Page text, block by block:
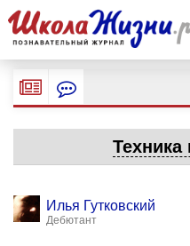
Техника
Илья Гутковский
Дебютант